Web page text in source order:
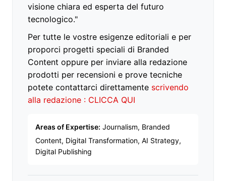
visione chiara ed esperta del futuro
tecnologico."
Per tutte le vostre esigenze editoriali e per
proporci progetti speciali di Branded
Content oppure per inviare alla redazione
prodotti per recensioni e prove tecniche
potete contattarci direttamente scrivendo
alla redazione : CLICCA QUI
Areas of Expertise: Journalism, Branded
Content, Digital Transformation, AI Strategy,
Digital Publishing